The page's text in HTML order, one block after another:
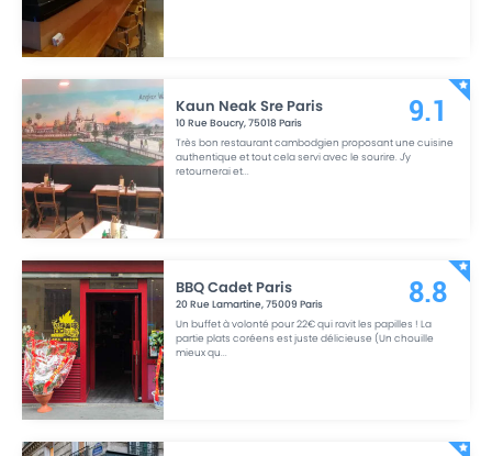
Kaun Neak Sre Paris
10 Rue Boucry,75018 Paris
Très bon restaurant cambodgien proposant une cuisine
authentique et tout cela servi avec le sourire. J'y
retournerai et...
9.1
BBQ Cadet Paris
20 Rue Lamartine,75009 Paris
Un buffet à volonté pour 22€ qui ravit les papilles ! La
partie plats coréens est juste délicieuse (Un chouille
mieux qu...
8.8